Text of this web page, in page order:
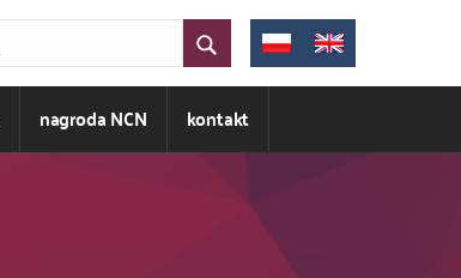
nagroda NCN kontakt